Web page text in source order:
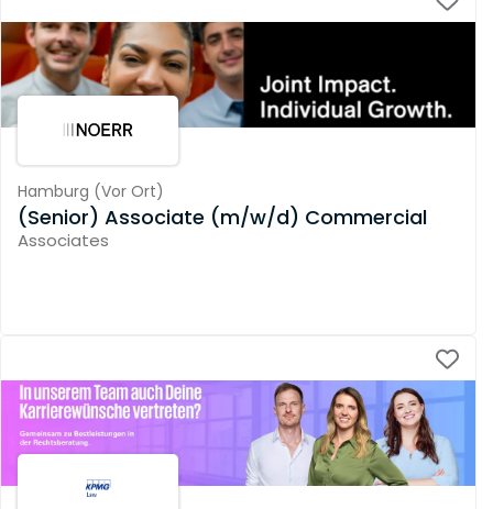
Hamburg (Vor Ort)
(Senior) Associate (m/w/d) Commercial
Associates